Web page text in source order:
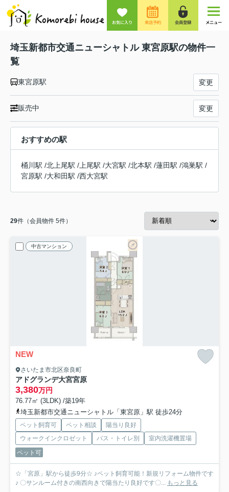
お気に入り 来店予約 会員登録 メニュー
埼玉新都市交通ニューシャトル 東宮原駅の物件一
覧
東宮原駅 変更
販売中 変更
おすすめの駅
桶川駅 /北上尾駅 / 上尾駅 /大宮駅 /北本駅 /蓮田駅 /鴻巣駅 /
宮原駅 /大和田駅 /西大宮駅
29件（会員物件 5件）
中古マンション
NEW
さいたま市北区奈良町
アドグランデ大宮宮原
3,380万円
76.77㎡ (3LDK) /築19年
埼玉新都市交通ニューシャトル「東宮原」駅 徒歩24分
ペット飼育可 ペット相談
陽当り良好
ウォークインクロゼット
バス・トイレ別
室内洗濯機置場
ペット可
☆「宮原」駅から徒歩9分☆ ♪ペット飼育可能！新規リフォーム物件です
♪ 〇サンルーム付きの南西向きで陽当たり良好です〇...
もっと見る